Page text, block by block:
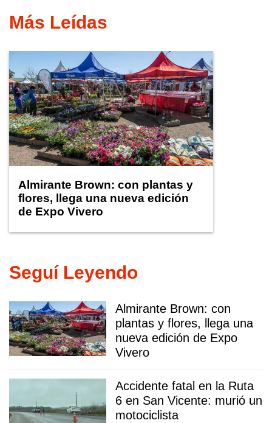
Más Leídas
Almirante Brown: con plantas y
flores, llega una nueva edición
de Expo Vivero
Seguí Leyendo
Almirante Brown: con
plantas y flores, llega una
nueva edición de Expo
Vivero
Accidente fatal en la Ruta
6 en San Vicente: murió un
motociclista